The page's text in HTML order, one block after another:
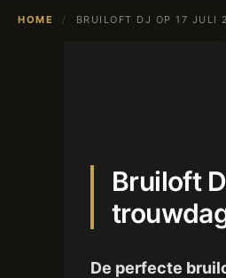
HOME /
Bruiloft
De perfecte